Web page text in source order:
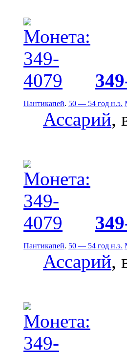
Пантикапей. 50 — 54 год н.э.
Ассарий,
Пантикапей. 50 — 54 год н.э.
Ассарий,